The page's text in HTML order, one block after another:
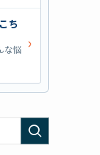
ち
な悩 ›